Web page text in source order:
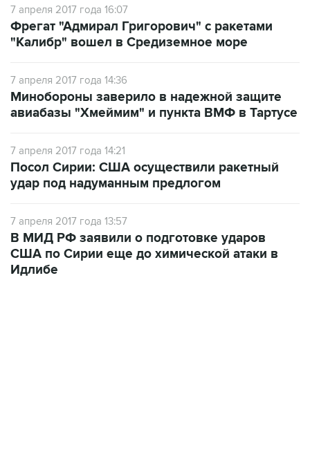
7 апреля 2017 года 16:07
Фрегат "Адмирал Григорович" с ракетами
"Калибр" вошел в Средиземное море
7 апреля 2017 года 14:36
Минобороны заверило в надежной защите
авиабазы "Хмеймим" и пункта ВМФ в Тартусе
7 апреля 2017 года 14:21
Посол Сирии: США осуществили ракетный
удар под надуманным предлогом
7 апреля 2017 года 13:57
В МИД РФ заявили о подготовке ударов
США по Сирии еще до химической атаки в
Идлибе